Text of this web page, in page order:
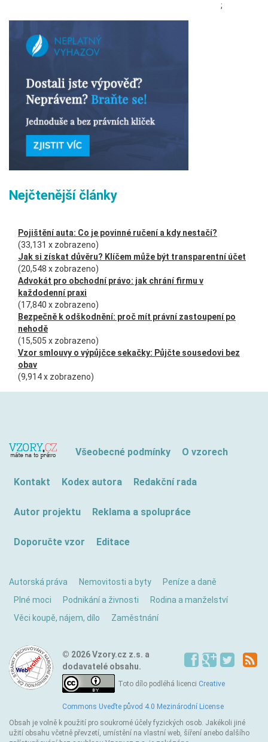
;
Nejčtenější články
Pojištění auta: Co je povinné ručení a kdy nestačí?
(33,131 x zobrazeno)
Jak si získat důvěru? Klíčem může být transparentní účet
(20,548 x zobrazeno)
Advokát pro obchodní právo: jak chrání firmu v
každodenní praxi
(17,840 x zobrazeno)
Bezpečně k odškodnění: proč mít právní zastoupení po
nehodě
(15,505 x zobrazeno)
Vzor smlouvy o výpůjčce sekačky: Půjčte sousedovi bez
obav
(9,914 x zobrazeno)
Všeobecné podmínky O vzorech
Kontakt Kodex autora Redakční rada
Autor projektu Reklama a spolupráce
Doporučte vzor Editace
Autorská práva Nemovitosti a byty
Peníze a daně
Plné moci
Podnikání a živnosti
Rodina a manželství
Věci koupě, nájem, dílo
Zaměstnání
© 2026 Vzory.cz z.s. a
dodavatelé obsahu.
Toto dílo podléhá licenci Creative
Commons Uveďte původ 4.0 Mezinárodní License
Obsah je volně k použití pro soukromé účely fyzických osob. Jakékoli jiné
užití obsahu včetně převzetí, umístění na vlastní web, šíření anebo dalšího